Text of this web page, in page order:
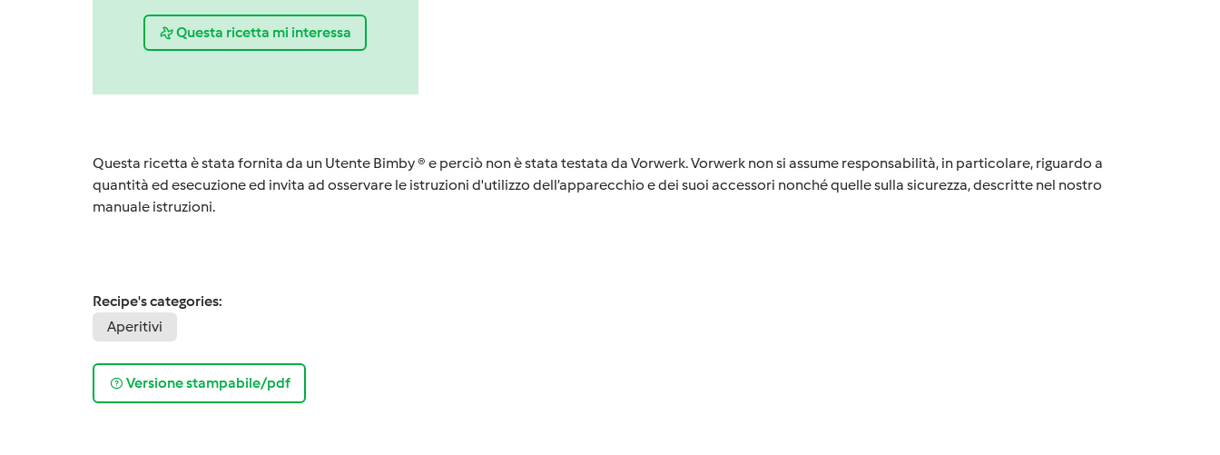
Questa ricetta mi interessa
Questa ricetta è stata fornita da un Utente Bimby ® e perciò non è stata testata da Vorwerk. Vorwerk non si assume responsabilità, in particolare, riguardo a
quantità ed esecuzione ed invita ad osservare le istruzioni d'utilizzo dell’apparecchio e dei suoi accessori nonché quelle sulla sicurezza, descritte nel nostro
manuale istruzioni.
Recipe's categories:
Aperitivi
Versione stampabile/pdf